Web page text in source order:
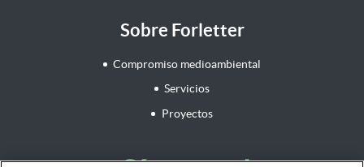
Sobre Forletter
Compromiso medioambiental
Servicios
Proyectos